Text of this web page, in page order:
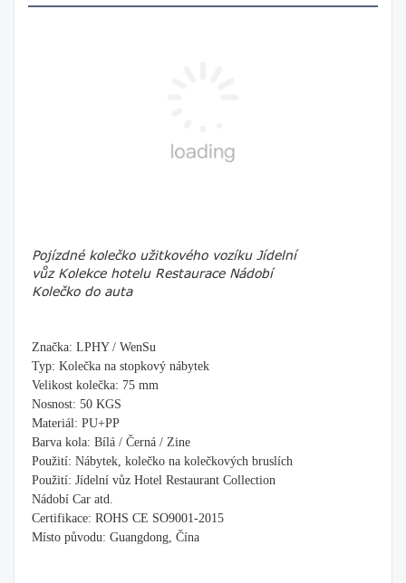
Pojízdné kolečko užitkového vozíku Jídelní
vůz Kolekce hotelu Restaurace Nádobí
Kolečko do auta
Značka: LPHY / WenSu
Typ: Kolečka na stopkový nábytek
Velikost kolečka: 75 mm
Nosnost: 50 KGS
Materiál: PU+PP
Barva kola: Bílá / Černá / Zine
Použití: Nábytek, kolečko na kolečkových bruslích
Použití: Jídelní vůz Hotel Restaurant Collection
Nádobí Car atd.
Certifikace: ROHS CE SO9001-2015
Místo původu: Guangdong, Čína